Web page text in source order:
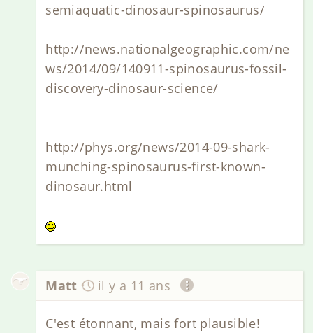
semiaquatic-dinosaur-spinosaurus/
http://news.nationalgeographic.com/ne
ws/2014/09/140911-spinosaurus-fossil-
discovery-dinosaur-science/
http://phys.org/news/2014-09-shark-
munching-spinosaurus-first-known-
dinosaur.html
Matt il y a 11 ans
C'est étonnant, mais fort plausible!